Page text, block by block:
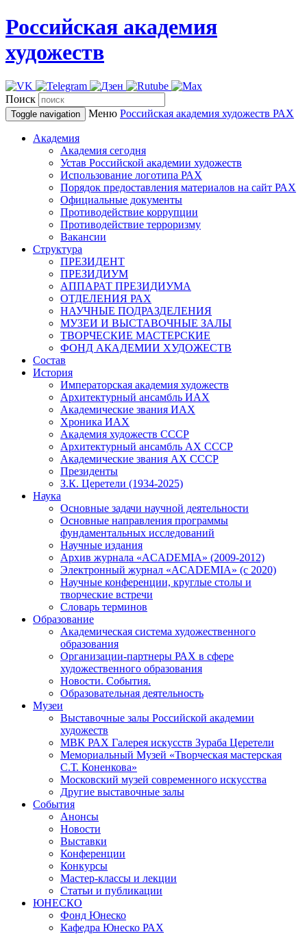
Российская академия
художеств
Поиск
Toggle navigation Меню Российская академия художеств РАХ
Академия
Академия сегодня
Устав Российской академии художеств
Использование логотипа РАХ
Порядок предоставления материалов на сайт РАХ
Официальные документы
Противодействие коррупции
Противодействие терроризму
Вакансии
Структура
ПРЕЗИДЕНТ
ПРЕЗИДИУМ
АППАРАТ ПРЕЗИДИУМА
ОТДЕЛЕНИЯ РАХ
НАУЧНЫЕ ПОДРАЗДЕЛЕНИЯ
МУЗЕИ И ВЫСТАВОЧНЫЕ ЗАЛЫ
ТВОРЧЕСКИЕ МАСТЕРСКИЕ
ФОНД АКАДЕМИИ ХУДОЖЕСТВ
Состав
История
Императорская академия художеств
Архитектурный ансамбль ИАХ
Академические звания ИАХ
Хроника ИАХ
Академия художеств СССР
Архитектурный ансамбль АХ СССР
Академические звания АХ СССР
Президенты
З.К. Церетели (1934-2025)
Наука
Основные задачи научной деятельности
Основные направления программы
фундаментальных исследований
Научные издания
Архив журнала «ACADEMIA» (2009-2012)
Электронный журнал «ACADEMIA» (с 2020)
Научные конференции, круглые столы и
творческие встречи
Словарь терминов
Образование
Академическая система художественного
образования
Организации-партнеры РАХ в сфере
художественного образования
Новости. События.
Образовательная деятельность
Музеи
Выставочные залы Российской академии
художеств
МВК РАХ Галерея искусств Зураба Церетели
Мемориальный Музей «Творческая мастерская
С.Т. Коненкова»
Московский музей современного искусства
Другие выставочные залы
События
Анонсы
Новости
Выставки
Конференции
Конкурсы
Мастер-классы и лекции
Статьи и публикации
ЮНЕСКО
Фонд Юнеско
Кафедра Юнеско РАХ